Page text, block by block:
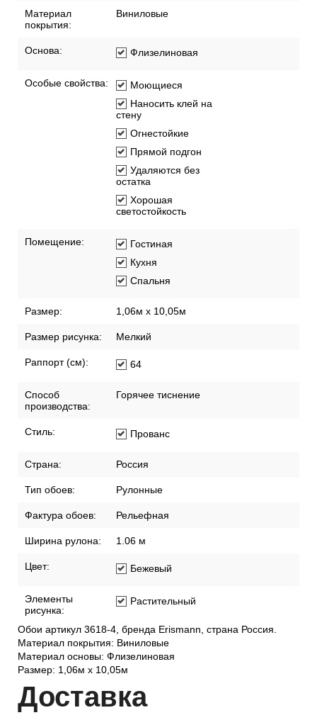
Материал
покрытия:
Виниловые
Основа: Флизелиновая
Особые свойства:
Моющиеся
Наносить клей на
стену
Огнестойкие
Прямой подгон
Удаляются без
остатка
Хорошая
светостойкость
Помещение:
Гостиная
Кухня
Спальня
Размер: 1,06м х 10,05м
Размер рисунка: Мелкий
Раппорт (см): 64
Способ
производства:
Горячее тиснение
Стиль: Прованс
Страна: Россия
Тип обоев: Рулонные
Фактура обоев: Рельефная
Ширина рулона: 1.06 м
Цвет: Бежевый
Элементы
рисунка:
Растительный
Обои артикул 3618-4, бренда Erismann, страна Россия.
Материал покрытия: Виниловые
Материал основы: Флизелиновая
Размер: 1,06м х 10,05м
Доставка